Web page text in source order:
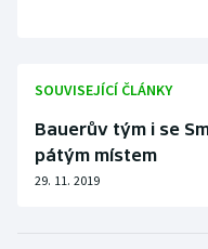
SOUVISEJÍCÍ ČLÁNKY
Bauerův tým i se
pátým místem
29. 11. 2019